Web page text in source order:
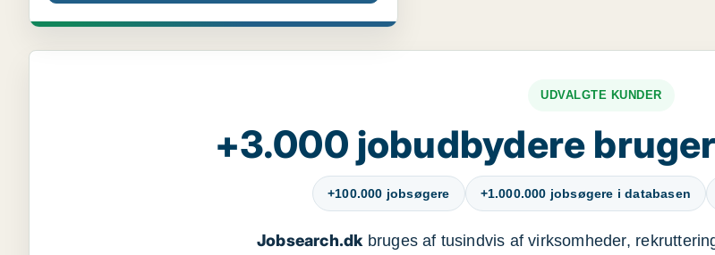
UDVALGTE KUNDER
+3.000 jobudbydere
+100.000 jobsøgere +1.000.000 jobsøgere i databasen
Jobsearch.dkbruges af tusindvis af virksomheder,